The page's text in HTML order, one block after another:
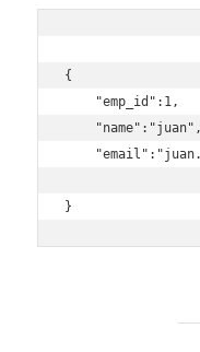
{
    "emp_id":1,
    "name":"juan",